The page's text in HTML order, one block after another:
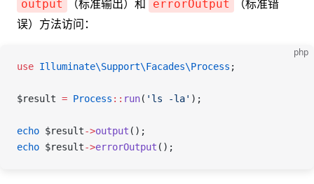
output （标准输出）和 errorOutput
（标准错
误）方法访问：
php
use Illuminate\Support\Facades\Process ;
$result = Process :: run( 'ls -la' );
echo $result->output ();
echo $result->errorOutput ();